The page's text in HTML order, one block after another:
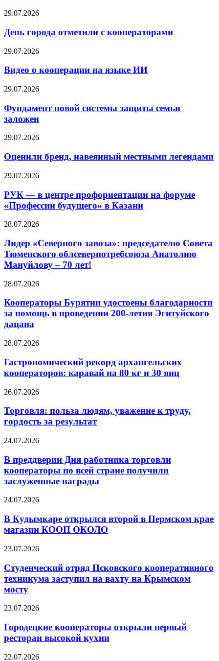
29.07.2026
День города отметили с кооператорами
29.07.2026
Видео о кооперации на языке ИИ
29.07.2026
Фундамент новой системы защиты семьи
заложен
29.07.2026
Оценили бренд, навеянный местными легендами
29.07.2026
РУК — в центре профориентации на форуме
«Профессии будущего» в Казани
28.07.2026
Лидер «Северного завоза»: председателю Совета
Тюменского облсеверпотребсоюза Анатолию
Мануйлову – 70 лет!
28.07.2026
Кооператоры Бурятии удостоены благодарности
за помощь в проведении 200-летия Эгитуйского
дацана
28.07.2026
Гастрономический рекорд архангельских
кооператоров: каравай на 80 кг и 30 яиц
26.07.2026
Торговля: польза людям, уважение к труду,
гордость за результат
24.07.2026
В преддверии Дня работника торговли
кооператоры по всей стране получили
заслуженные награды
24.07.2026
В Кудымкаре открылся второй в Пермском крае
магазин КООП ОКОЛО
23.07.2026
Студенческий отряд Псковского кооперативного
техникума заступил на вахту на Крымском
мосту
23.07.2026
Городецкие кооператоры открыли первый
ресторан высокой кухни
22.07.2026